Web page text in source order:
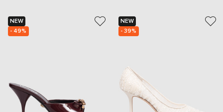
NEW
- 49%
NEW
- 39%